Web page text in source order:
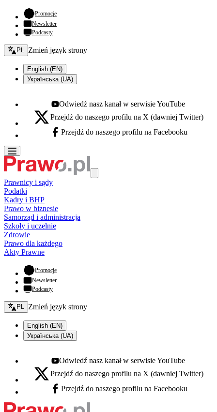
Promocje- otwiera się w nowej karcie
Newsletter
Podcasty
Zmień język - bieżący:
PL Zmień język strony
English (EN)
Українська (UA)
Youtube - otwiera się w nowej karcie
Odwiedź nasz kanał w serwisie YouTube
X - otwiera się w nowej karcie
Przejdź do naszego profilu na X (dawniej Twitter)
Facebook - otwiera się w nowej karcie
Przejdź do naszego profilu na Facebooku
Prawnicy i sądy
Podatki
Kadry i BHP
Prawo w biznesie
Samorząd i administracja
Szkoły i uczelnie
Zdrowie
Prawo dla każdego
Akty Prawne
Promocje- otwiera się w nowej karcie
Newsletter
Podcasty
Zmień język - bieżący:
PL Zmień język strony
English (EN)
Українська (UA)
Youtube - otwiera się w nowej karcie
Odwiedź nasz kanał w serwisie YouTube
X - otwiera się w nowej karcie
Przejdź do naszego profilu na X (dawniej Twitter)
Facebook - otwiera się w nowej karcie
Przejdź do naszego profilu na Facebooku